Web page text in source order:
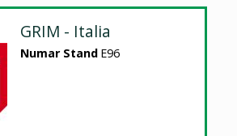
GRIM - Italia
Numar Stand E96